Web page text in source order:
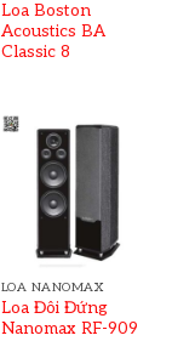
Loa Boston
Acoustics BA
Classic 8
LOA NANOMAX
Loa Đôi Đứng
Nanomax RF-909